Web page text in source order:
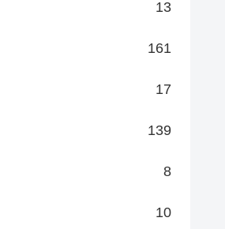
13
161
17
139
8
10